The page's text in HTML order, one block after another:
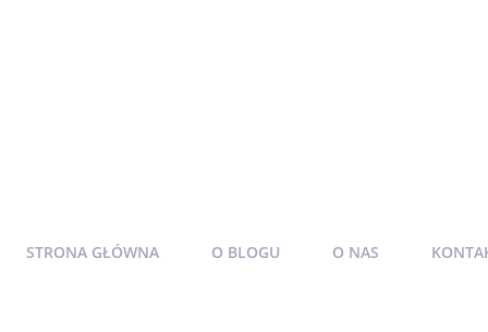
STRONA GŁÓWNA O BLOGU O NAS